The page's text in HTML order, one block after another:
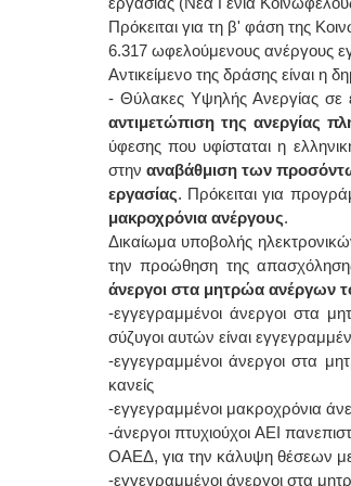
Πρόκειται για τη β' φάση της
6.317 ωφελούμενους ανέργους
Αντικείμενο της δράσης είναι
- Θύλακες Υψηλής Ανεργίας σε
αντιμετώπιση της ανεργίας
ύφεσης που υφίσταται η
στην αναβάθμιση των
εργασίας. Πρόκειται για
μακροχρόνια ανέργους.
Δικαίωμα υποβολής
την προώθηση της
άνεργοι στα μητρώα ανέργων
-εγγεγραμμένοι άνεργοι στα
σύζυγοι αυτών είναι
-εγγεγραμμένοι άνεργοι στα
κανείς
-εγγεγραμμένοι μακροχρόνια
-άνεργοι πτυχιούχοι ΑΕΙ
ΟΑΕΔ, για την κάλυψη θέσεων
-εγγεγραμμένοι άνεργοι στα